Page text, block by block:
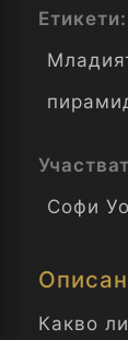
Етикети:
Софи
Какво